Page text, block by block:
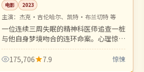
电影 2023
主演： 杰克·吉伦哈尔、凯特·布兰切特 等
一位连续三周失眠的精神科医师追查一桩
与他自身梦境吻合的连环命案。心理惊悚
的高水平之作，氛围压抑张力十足。
175,706
7.9 惊悚